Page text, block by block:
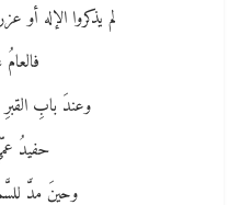
لم يذكروا الإله
وعندَ بابِ
حفيدُ
وحينَ مدَّ